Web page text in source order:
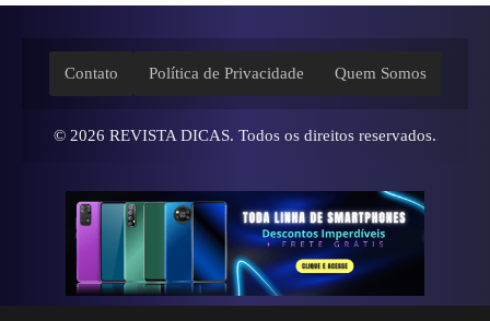
Contato Política de Privacidade Quem Somos
© 2026 REVISTA DICAS. Todos os direitos reservados.